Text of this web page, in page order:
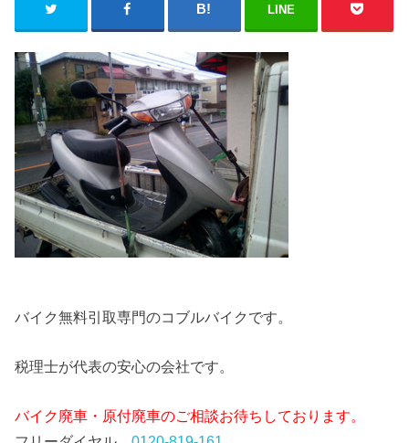
LINE
バイク無料引取専門のコブルバイクです。
税理士が代表の安心の会社です。
バイク廃車・原付廃車のご相談お待ちしております。